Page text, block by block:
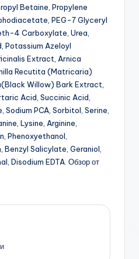
Betaine, Propylene
PEG-7 Glyceryl
4 Carboxylate, Urea,
Potassium Azeloyl
Extract, Arnica
Recutita (Matricaria)
Willow) Bark Extract,
Acid, Succinic Acid,
PCA, Sorbitol, Serine,
Lysine, Arginine,
Phenoxyethanol,
Salicylate, Geraniol,
Disodium EDTA. Обзор от